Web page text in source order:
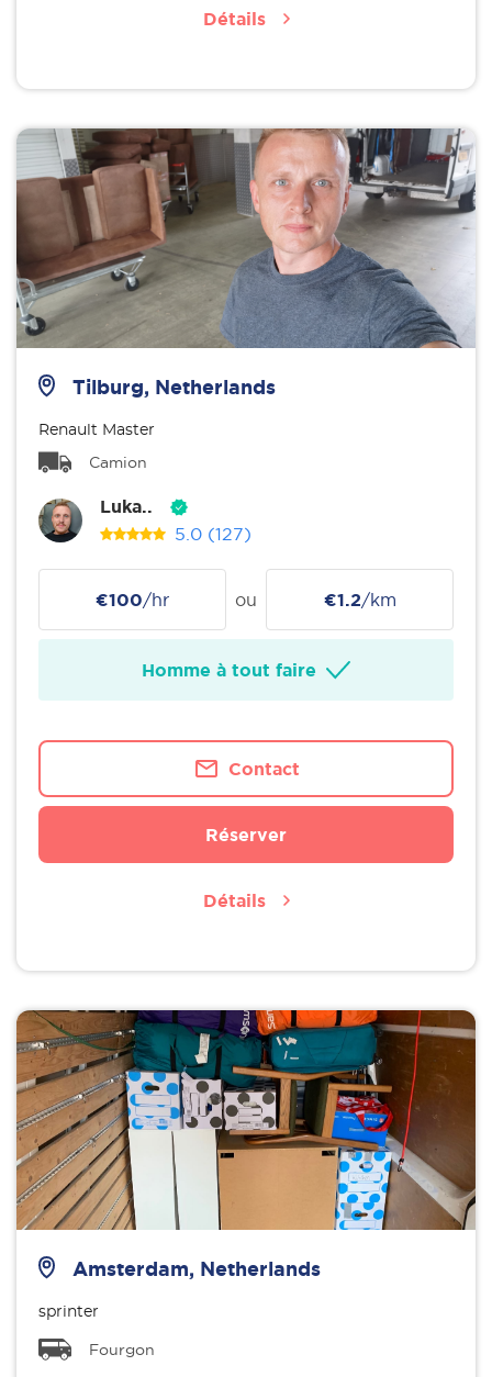
Détails
Tilburg, Netherlands
Renault Master
Camion
Luka..
5.0 (127)
€100/hr ou €1.2/km
Homme à tout faire
Contact
Réserver
Détails
Amsterdam, Netherlands
sprinter
Fourgon